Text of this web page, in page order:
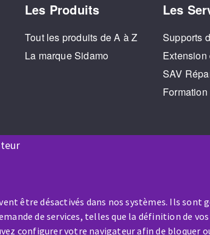
être désactivés dans nos systèmes. Ils sont
de services, telles que la définition de
configurer votre navigateur afin de bloquer
Les Produits
Tout les produits de A à Z
La marque Sidamo
Les
Supports
SAV
Formation